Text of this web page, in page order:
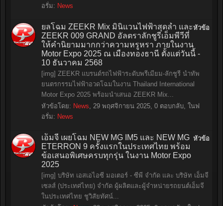
อรั่ม: News
หัวข้อ
ยลโฉม ZEEKR Mix มินิแวนไฟฟ้าสุดล้ำ และ
ZEEKR 009 GRAND อัลตราลักชูรีเอ็มพีวีที่
ให้คำนิยามมากกว่าความหรูหรา ภายในงาน
Motor Expo 2025 ณ เมืองทองธานี ตั้งแต่วันนี้ -
10 ธันวาคม 2568
[img] ZEEKR แบรนด์รถไฟฟ้าระดับพรีเมียม-ลักชูรี นำทัพ
ยนตรกรรมไฟฟ้าอวดโฉมในงาน Thailand International
Motor Expo 2025 พร้อมนำเสนอ ZEEKR Mix...
หัวข้อโดย: News, 29 พฤศจิกายน 2025, 0 ตอบกลับ, ในฟ
อรั่ม: News
หัวข้อ
เอ็มจี เผยโฉม NEW MG IM5 และ NEW MG
ETERRON 9 ครั้งแรกในประเทศไทย พร้อม
ข้อเสนอพิเศษครบทุกรุ่น ในงาน Motor Expo
2025
[img] บริษัท เอสเอไอซี มอเตอร์ - ซีพี จำกัด และ บริษัท เอ็มจี
เซลส์ (ประเทศไทย) จำกัด ผู้ผลิตและผู้จำหน่ายรถยนต์เอ็มจี
ในประเทศไทย ชูวิสัยทัศน์...